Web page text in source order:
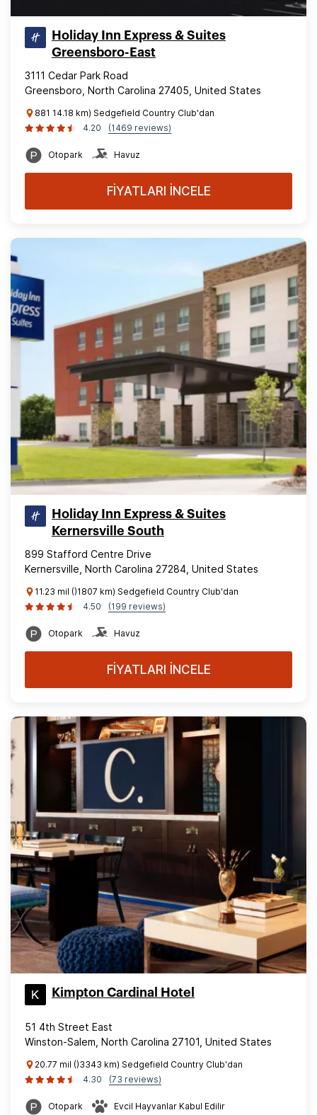
Holiday Inn Express & Suites
Greensboro-East
3111 Cedar Park Road
Greensboro, North Carolina 27405, United States
881 14.18 km) Sedgefield Country Club'dan
4.20
(1469 reviews)
Otopark Havuz
FİYATLARI İNCELE
Holiday Inn Express & Suites
Kernersville South
899 Stafford Centre Drive
Kernersville, North Carolina 27284, United States
11.23 mil ()1807 km) Sedgefield Country Club'dan
4.50
(199 reviews)
Otopark Havuz
FİYATLARI İNCELE
Kimpton Cardinal Hotel
51 4th Street East
Winston-Salem, North Carolina 27101, United States
20.77 mil ()3343 km) Sedgefield Country Club'dan
4.30
(73 reviews)
Otopark Evcil Hayvanlar Kabul Edilir